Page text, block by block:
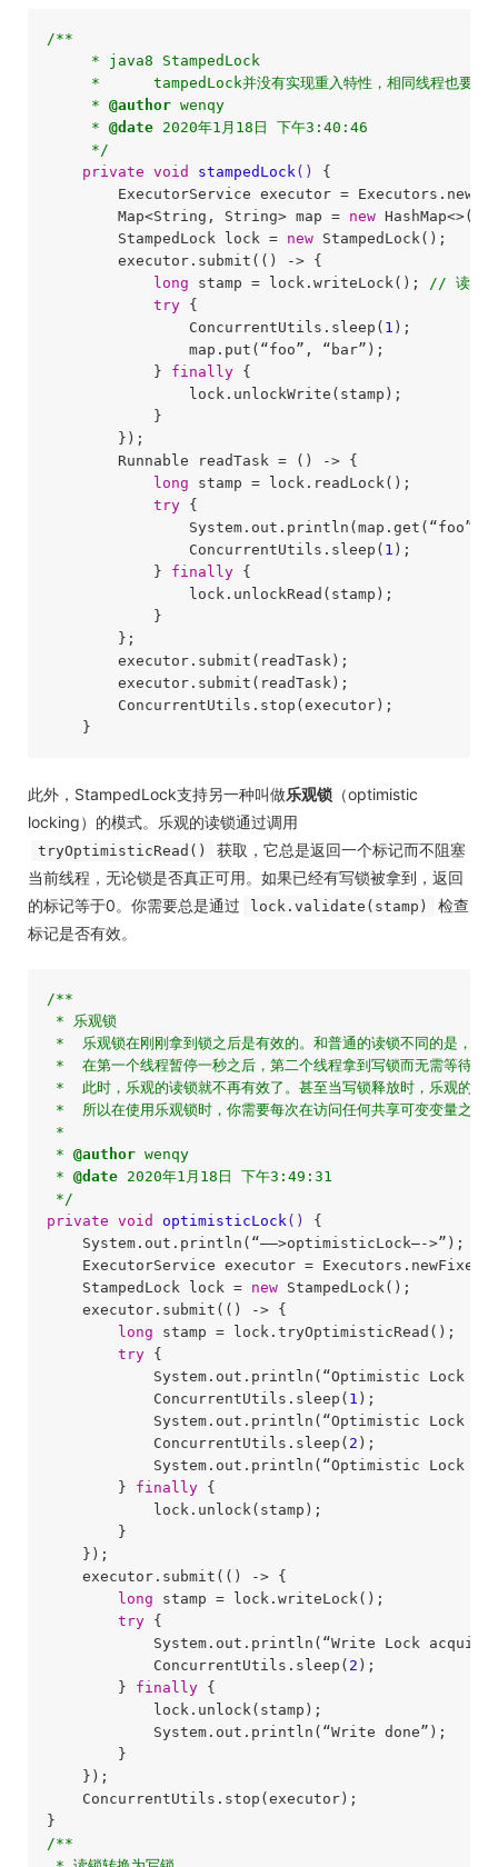
/**
     * java8 StampedLock
*      tampedLock并没有实现重入特性，相同线程也要注
     *
@author wenqy
     *
@date 2020年1月18日 下午3:40:46
     */
private void stampedLock()
{
ExecutorService executor =
        Map<String, String> map =
new HashMap<>();
        StampedLock lock =
new StampedLock();
        executor.submit(() -> {
long stamp = lock.writeLock(); // 读锁或
try {
                ConcurrentUtils.sleep(
1 );
                map.put(“foo”, “bar”);
            }
finally {
                lock.unlockWrite(stamp);
            }
        });
        Runnable readTask = () -> {
long stamp = lock.readLock();
try {
                ConcurrentUtils.sleep(
1 );
            }
finally {
                lock.unlockRead(stamp);
            }
        };
        executor.submit(readTask);
        executor.submit(readTask);
        ConcurrentUtils.stop(executor);
此外，StampedLock支持另一种叫做乐观锁 （optimistic
locking）的模式。乐观的读锁通过调用
tryOptimisticRead()
获取，它总是返回一个标记而不阻塞
当前线程，无论锁是否真正可用。如果已经有写锁被拿到，返回
的标记等于0。你需要总是通过
lock.validate(stamp)
检查
标记是否有效。
/**
* 乐观锁
*  乐观锁在刚刚拿到锁之后是有效的。和普通的读锁不同的是，乐
*  在第一个线程暂停一秒之后，第二个线程拿到写锁而无需等待乐
*  此时，乐观的读锁就不再有效了。甚至当写锁释放时，乐观的读
*  所以在使用乐观锁时，你需要每次在访问任何共享可变变量之后
*
* @author wenqy
* @date 2020年1月18日 下午3:49:31
*/
private void optimisticLock ()
{
    System.out.println(“—–>optimisticLock—->”);
ExecutorService executor =
    StampedLock lock =
new StampedLock();
    executor.submit(() -> {
long stamp = lock.tryOptimisticRead();
try {
System.out.println(“Optimistic Lock
            ConcurrentUtils.sleep(
1 );
System.out.println(“Optimistic Lock
            ConcurrentUtils.sleep(
2 );
System.out.println(“Optimistic Lock
        }
finally {
            lock.unlock(stamp);
        }
    });
    executor.submit(() -> {
long stamp = lock.writeLock();
try {
System.out.println(“Write Lock
            ConcurrentUtils.sleep(
2 );
        }
finally {
            lock.unlock(stamp);
            System.out.println(“Write done”);
        }
    });
    ConcurrentUtils.stop(executor);
/**